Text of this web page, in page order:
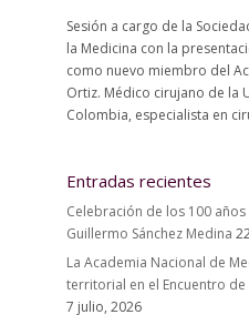
Sesión a cargo de la
la Medicina con la
como nuevo miembro del
Ortiz. Médico cirujano de la
Colombia, especialista en
Entradas recientes
Celebración de los 100
Guillermo Sánchez Medina
La Academia Nacional de
territorial en el Encuentro
7 julio, 2026